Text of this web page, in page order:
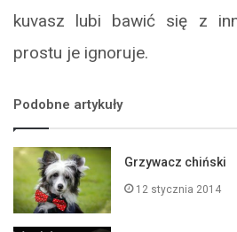
kuvasz lubi bawić się z
prostu je ignoruje.
Podobne artykuły
Grzywacz chiński
12 stycznia 2014